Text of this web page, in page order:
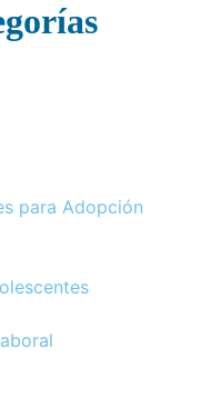
para Adopción